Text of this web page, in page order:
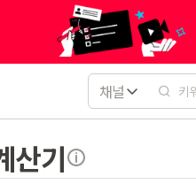
채널
산기